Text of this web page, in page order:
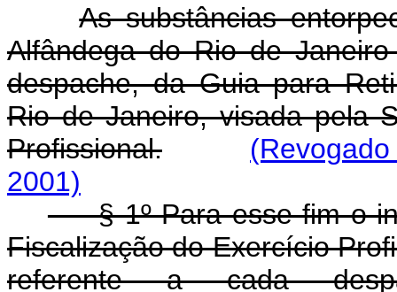
As substâncias
Alfândega do Rio de
despache, da Guia para
Rio de Janeiro, visada pela
Profissional.
2001)
§ 1º Para esse fim o
Fiscalização do Exercício
referente a cada